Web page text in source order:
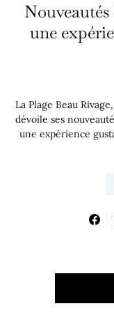
une
La Plage Beau
dévoile ses
une expérience